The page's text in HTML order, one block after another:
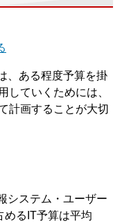
、ある程度予算を掛
していくためには、
計画することが大切
システム・ユーザー
めるIT予算は平均